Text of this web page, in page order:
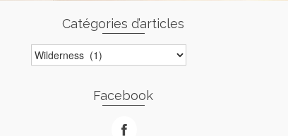
Catégories d’articles
Catégories
d’articles
Facebook